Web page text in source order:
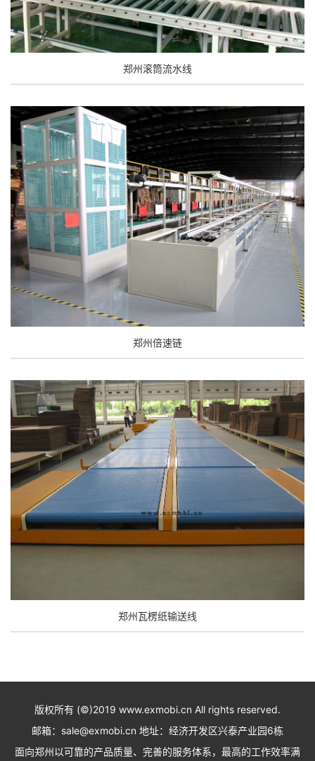
郑州滚筒流水线
郑州倍速链
郑州瓦楞纸输送线
版权所有 (©)2019 www.exmobi.cn All rights reserved.
邮箱：sale@exmobi.cn 地址：经济开发区兴泰产业园6栋
面向郑州以可靠的产品质量、完善的服务体系，最高的工作效率满